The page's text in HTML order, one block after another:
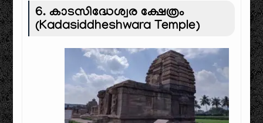
6. കാടസിദ്ധേശ്വര ക്ഷേത്രം
(Kadasiddheshwara Temple)